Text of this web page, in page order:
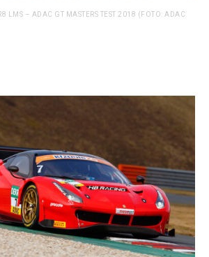
LMS – ADAC GT MASTERS TEST 2018 (FOTO: ADAC